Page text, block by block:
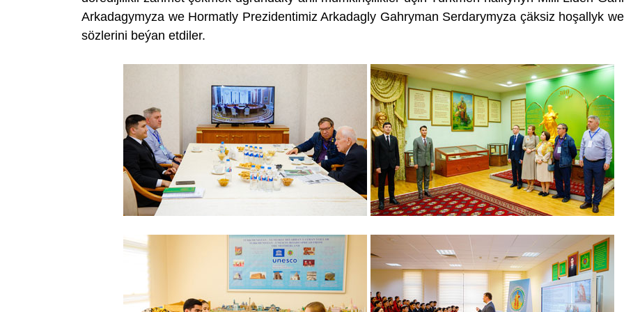
Arkadagymyza we Hormatly Prezidentimiz Arkadagly Gahryman Serdarymyza çäksiz hoşallyk
sözlerini beýan etdiler.